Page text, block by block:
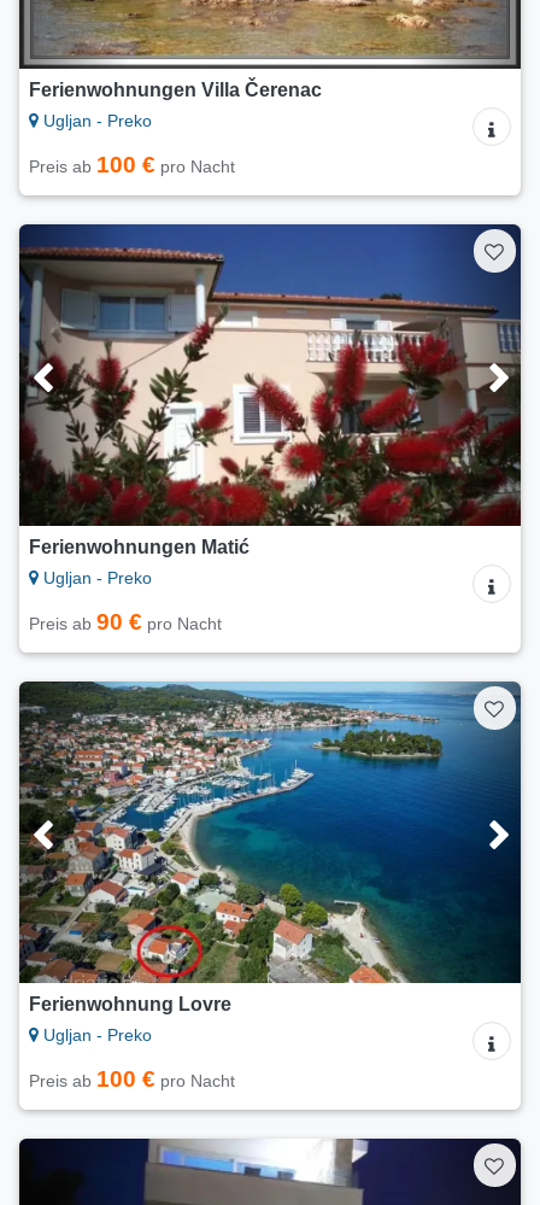
Ferienwohnungen Villa Čerenac
Ugljan - Preko
Preis ab 100 € pro Nacht
Ferienwohnungen Matić
Ugljan - Preko
Preis ab 90 € pro Nacht
Ferienwohnung Lovre
Ugljan - Preko
Preis ab 100 € pro Nacht